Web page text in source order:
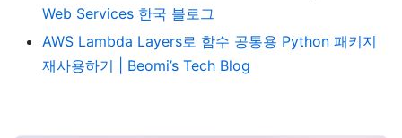
Web Services 한국 블로그
AWS Lambda Layers로 함수 공통용 Python 패키지
재사용하기 | Beomi’s Tech Blog